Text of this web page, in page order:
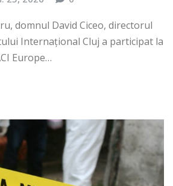
domnul David Ciceo, directorul
Internațional Cluj a participat la
Europe…